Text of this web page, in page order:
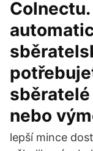
nebo
lepší mince